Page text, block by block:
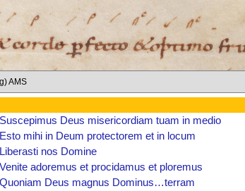
AMS
Suscepimus Deus misericordiam tuam in medio
Esto mihi in Deum protectorem et in locum
Liberasti nos Domine
Venite adoremus et procidamus et ploremus
Quoniam Deus magnus Dominus…terram